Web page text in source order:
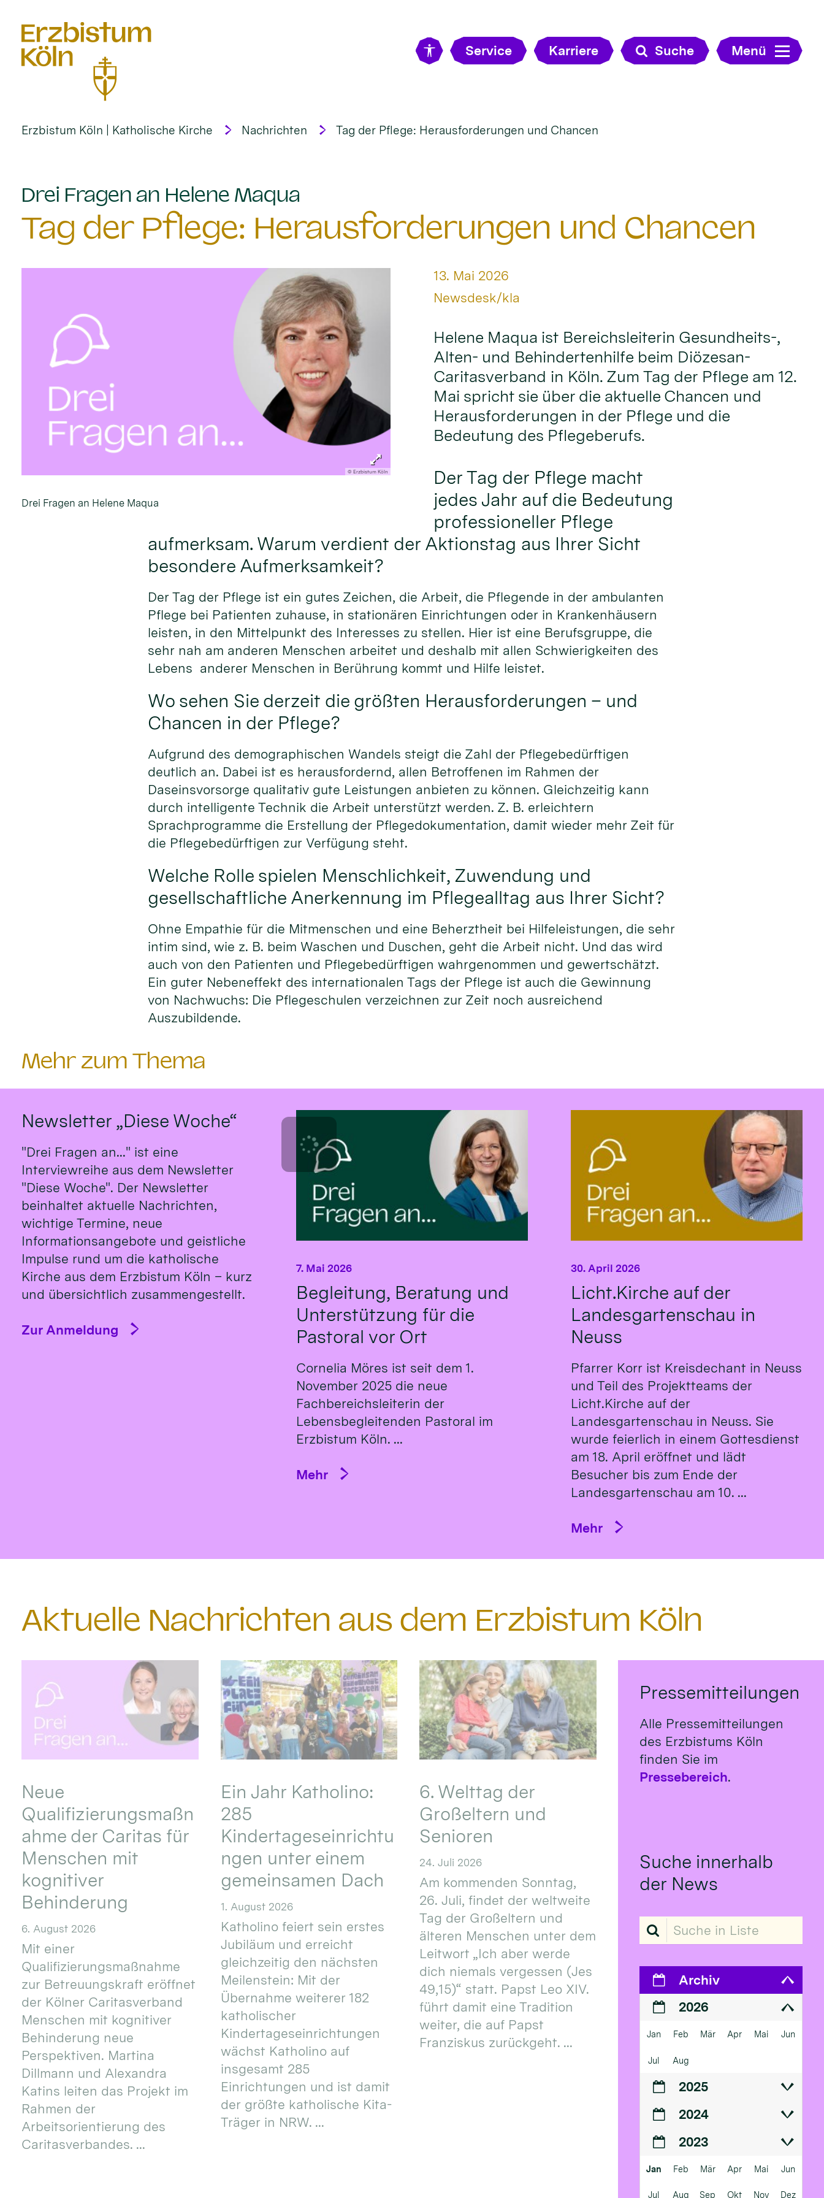
Service Karriere Suche Menü
Erzbistum Köln | Katholische Kirche Nachrichten Tag der Pflege: Herausforderungen und Chancen
Drei Fragen an Helene Maqua
Tag der Pflege: Herausforderungen und Chancen
© Erzbistum Köln
Drei Fragen an Helene Maqua
Datum:
13. Mai 2026
Von:
Newsdesk/kla
Helene Maqua ist Bereichsleiterin Gesundheits-,
Alten- und Behindertenhilfe beim Diözesan-
Caritasverband in Köln. Zum Tag der Pflege am 12.
Mai spricht sie über die aktuelle Chancen und
Herausforderungen in der Pflege und die
Bedeutung des Pflegeberufs.
Der Tag der Pflege macht
jedes Jahr auf die Bedeutung
professioneller Pflege
aufmerksam. Warum verdient der Aktionstag aus Ihrer Sicht
besondere Aufmerksamkeit?
Der Tag der Pflege ist ein gutes Zeichen, die Arbeit, die Pflegende in der ambulanten
Pflege bei Patienten zuhause, in stationären Einrichtungen oder in Krankenhäusern
leisten, in den Mittelpunkt des Interesses zu stellen. Hier ist eine Berufsgruppe, die
sehr nah am anderen Menschen arbeitet und deshalb mit allen Schwierigkeiten des
Lebens anderer Menschen in Berührung kommt und Hilfe leistet.
Wo sehen Sie derzeit die größten Herausforderungen – und
Chancen in der Pflege?
Aufgrund des demographischen Wandels steigt die Zahl der Pflegebedürftigen
deutlich an. Dabei ist es herausfordernd, allen Betroffenen im Rahmen der
Daseinsvorsorge qualitativ gute Leistungen anbieten zu können. Gleichzeitig kann
durch intelligente Technik die Arbeit unterstützt werden. Z. B. erleichtern
Sprachprogramme die Erstellung der Pflegedokumentation, damit wieder mehr Zeit für
die Pflegebedürftigen zur Verfügung steht.
Welche Rolle spielen Menschlichkeit, Zuwendung und
gesellschaftliche Anerkennung im Pflegealltag aus Ihrer Sicht?
Ohne Empathie für die Mitmenschen und eine Beherztheit bei Hilfeleistungen, die sehr
intim sind, wie z. B. beim Waschen und Duschen, geht die Arbeit nicht. Und das wird
auch von den Patienten und Pflegebedürftigen wahrgenommen und gewertschätzt.
Ein guter Nebeneffekt des internationalen Tags der Pflege ist auch die Gewinnung
von Nachwuchs: Die Pflegeschulen verzeichnen zur Zeit noch ausreichend
Auszubildende.
Mehr zum Thema
Newsletter „Diese Woche“
"Drei Fragen an..." ist eine
Interviewreihe aus dem Newsletter
"Diese Woche". Der Newsletter
beinhaltet aktuelle Nachrichten,
wichtige Termine, neue
Informationsangebote und geistliche
Impulse rund um die katholische
Kirche aus dem Erzbistum Köln – kurz
und übersichtlich zusammengestellt.
Zur Anmeldung
Begleitung, Beratung und
Unterstützung für die
Pastoral vor Ort
7. Mai 2026
Cornelia Möres ist seit dem 1.
November 2025 die neue
Fachbereichsleiterin der
Lebensbegleitenden Pastoral im
Erzbistum Köln. ...
Mehr
Licht.Kirche auf der
Landesgartenschau in
Neuss
30. April 2026
Pfarrer Korr ist Kreisdechant in Neuss
und Teil des Projektteams der
Licht.Kirche auf der
Landesgartenschau in Neuss. Sie
wurde feierlich in einem Gottesdienst
am 18. April eröffnet und lädt
Besucher bis zum Ende der
Landesgartenschau am 10. ...
Mehr
Aktuelle Nachrichten aus dem Erzbistum Köln
Neue
Qualifizierungsmaßn
ahme der Caritas für
Menschen mit
kognitiver
Behinderung
6. August 2026
Mit einer
Qualifizierungsmaßnahme
zur Betreuungskraft eröffnet
der Kölner Caritasverband
Menschen mit kognitiver
Behinderung neue
Perspektiven. Martina
Dillmann und Alexandra
Katins leiten das Projekt im
Rahmen der
Arbeitsorientierung des
Caritasverbandes. ...
Ein Jahr Katholino:
285
Kindertageseinrichtu
ngen unter einem
gemeinsamen Dach
1. August 2026
Katholino feiert sein erstes
Jubiläum und erreicht
gleichzeitig den nächsten
Meilenstein: Mit der
Übernahme weiterer 182
katholischer
Kindertageseinrichtungen
wächst Katholino auf
insgesamt 285
Einrichtungen und ist damit
der größte katholische Kita-
Träger in NRW. ...
6. Welttag der
Großeltern und
Senioren
24. Juli 2026
Am kommenden Sonntag,
26. Juli, findet der weltweite
Tag der Großeltern und
älteren Menschen unter dem
Leitwort „Ich aber werde
dich niemals vergessen (Jes
49,15)“ statt. Papst Leo XIV.
führt damit eine Tradition
weiter, die auf Papst
Franziskus zurückgeht. ...
Pressemitteilungen
Alle Pressemitteilungen
des Erzbistums Köln
finden Sie im
Pressebereich.
Suche innerhalb
der News
Suche in Liste
Archiv
2026
Jan Feb Mär Apr Mai Jun
Jul Aug
2025
2024
2023
Jan Feb Mär Apr Mai Jun
Jul Aug Sep Okt Nov Dez